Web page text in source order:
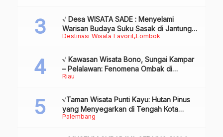
Destinasi Wisata Favorit Lombok
√ Desa WISATA SADE : Menyelami
Warisan Budaya Suku Sasak di Jantung
Lombok
Riau
√ Kawasan Wisata Bono, Sungai Kampar
– Pelalawan: Fenomena Ombak di
Tengah Sungai yang Mendunia, Review
Palembang
√Taman Wisata Punti Kayu: Hutan Pinus
yang Menyegarkan di Tengah Kota
Palembang